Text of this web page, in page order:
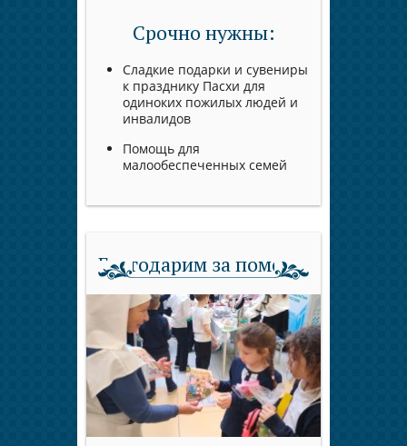
Срочно нужны:
Сладкие подарки и сувениры
к празднику Пасхи для
одиноких пожилых людей и
инвалидов
Помощь для
малообеспеченных семей
Благодарим за помощь